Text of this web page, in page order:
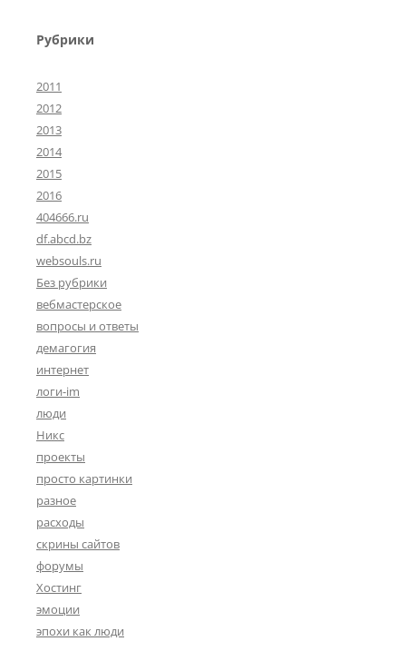
Рубрики
2011
2012
2013
2014
2015
2016
404666.ru
df.abcd.bz
websouls.ru
Без рубрики
вебмастерское
вопросы и ответы
демагогия
интернет
логи-im
люди
Никс
проекты
просто картинки
разное
расходы
скрины сайтов
форумы
Хостинг
эмоции
эпохи как люди